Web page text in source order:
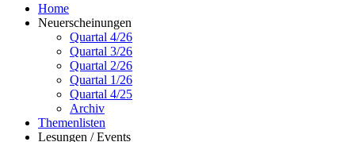
Home
Neuerscheinungen
Quartal 4/26
Quartal 3/26
Quartal 2/26
Quartal 1/26
Quartal 4/25
Archiv
Themenlisten
Lesungen / Events